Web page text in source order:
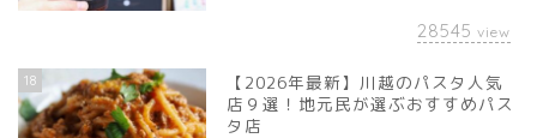
28545 view
18
【2026年最新】川越のパスタ人気
店９選！地元民が選ぶおすすめパス
タ店